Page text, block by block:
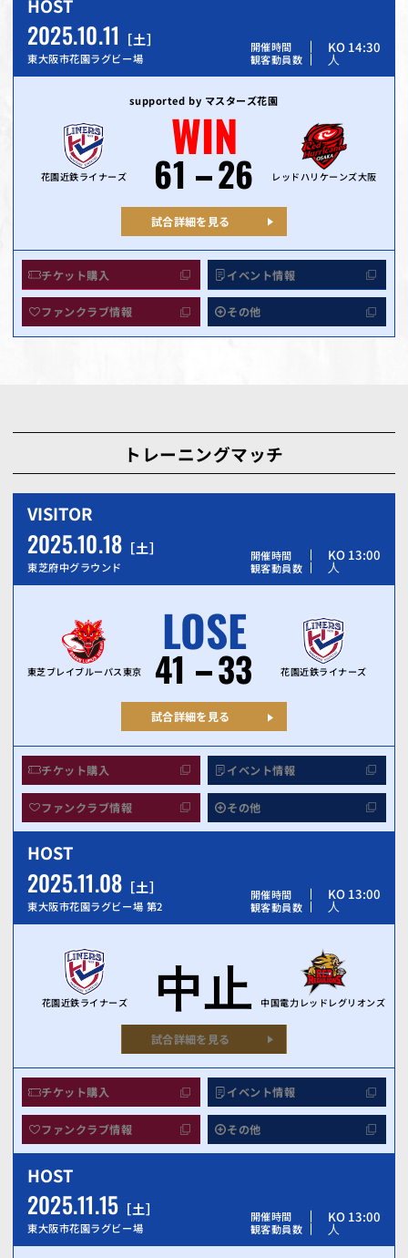
HOST
2025.10.11 土
東大阪市花園ラグビー場
開催時間 KO 14:30
観客動員数 人
supported by マスターズ花園
花園近鉄ライナーズ
WIN
61 26 レッドハリケーンズ大阪
試合詳細を見る
チケット購入 イベント情報
ファンクラブ情報 その他
トレーニングマッチ
VISITOR
2025.10.18 土
東芝府中グラウンド
開催時間 KO 13:00
観客動員数 人
東芝ブレイブルーパス東京
LOSE
41 33 花園近鉄ライナーズ
試合詳細を見る
チケット購入 イベント情報
ファンクラブ情報 その他
HOST
2025.11.08 土
東大阪市花園ラグビー場 第2
開催時間 KO 13:00
観客動員数 人
花園近鉄ライナーズ 中止 中国電力レッドレグリオンズ
試合詳細を見る
チケット購入 イベント情報
ファンクラブ情報 その他
HOST
2025.11.15 土
東大阪市花園ラグビー場
開催時間 KO 13:00
観客動員数 人